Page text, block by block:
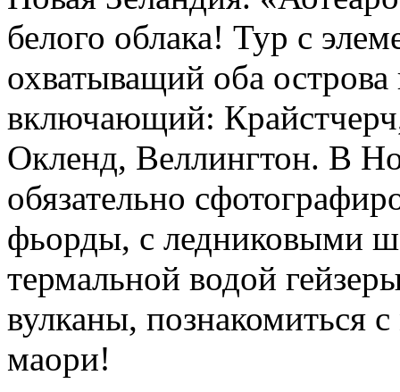
белого облака! Тур с
охватыващий оба
включающий:
Окленд, Веллингтон. В
обязательно
фьорды, с ледниковыми
термальной водой
вулканы, познакомиться
маори!